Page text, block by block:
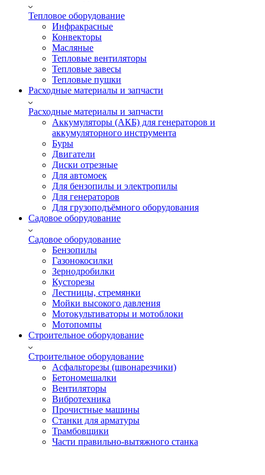
Тепловое оборудование
Инфракрасные
Конвекторы
Масляные
Тепловые вентиляторы
Тепловые завесы
Тепловые пушки
Расходные материалы и запчасти
Расходные материалы и запчасти
Аккумуляторы (АКБ) для генераторов и
аккумуляторного инструмента
Буры
Двигатели
Диски отрезные
Для автомоек
Для бензопилы и электропилы
Для генераторов
Для грузоподъёмного оборудования
Садовое оборудование
Садовое оборудование
Бензопилы
Газонокосилки
Зернодробилки
Кусторезы
Лестницы, стремянки
Мойки высокого давления
Мотокультиваторы и мотоблоки
Мотопомпы
Строительное оборудование
Строительное оборудование
Асфальторезы (швонарезчики)
Бетономешалки
Вентиляторы
Вибротехника
Прочистные машины
Станки для арматуры
Трамбовщики
Части правильно-вытяжного станка